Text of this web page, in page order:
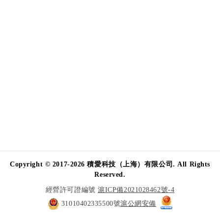
Copyright © 2017-2026 積愛科技（上海）有限公司. All Rights
Reserved.
經營許可證編號滬ICP備2021028462號-4
31010402335500號滬公網安備